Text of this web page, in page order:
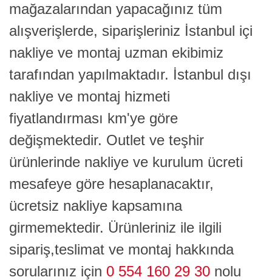
mağazalarından yapacağınız tüm
alışverişlerde, siparişleriniz İstanbul içi
nakliye ve montaj uzman ekibimiz
tarafından yapılmaktadır. İstanbul dışı
nakliye ve montaj hizmeti
fiyatlandırması km'ye göre
değişmektedir. Outlet ve teşhir
ürünlerinde nakliye ve kurulum ücreti
mesafeye göre hesaplanacaktır,
ücretsiz nakliye kapsamına
girmemektedir. Ürünleriniz ile ilgili
sipariş,teslimat ve montaj hakkında
sorularınız için 0 554 160 29 30 nolu